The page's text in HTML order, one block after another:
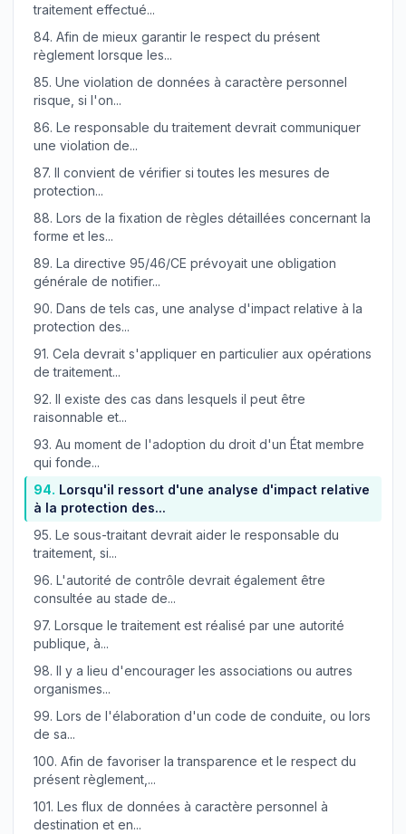
traitement effectué...
84. Afin de mieux garantir le respect du présent
règlement lorsque les...
85. Une violation de données à caractère personnel
risque, si l'on...
86. Le responsable du traitement devrait communiquer
une violation de...
87. Il convient de vérifier si toutes les mesures de
protection...
88. Lors de la fixation de règles détaillées concernant la
forme et les...
89. La directive 95/46/CE prévoyait une obligation
générale de notifier...
90. Dans de tels cas, une analyse d'impact relative à la
protection des...
91. Cela devrait s'appliquer en particulier aux opérations
de traitement...
92. Il existe des cas dans lesquels il peut être
raisonnable et...
93. Au moment de l'adoption du droit d'un État membre
qui fonde...
94. Lorsqu'il ressort d'une analyse d'impact relative
à la protection des...
95. Le sous-traitant devrait aider le responsable du
traitement, si...
96. L'autorité de contrôle devrait également être
consultée au stade de...
97. Lorsque le traitement est réalisé par une autorité
publique, à...
98. Il y a lieu d'encourager les associations ou autres
organismes...
99. Lors de l'élaboration d'un code de conduite, ou lors
de sa...
100. Afin de favoriser la transparence et le respect du
présent règlement,...
101. Les flux de données à caractère personnel à
destination et en...